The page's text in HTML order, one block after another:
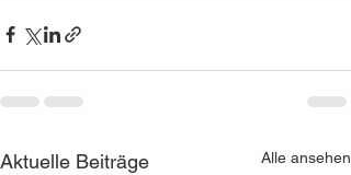
Aktuelle Beiträge Alle ansehen